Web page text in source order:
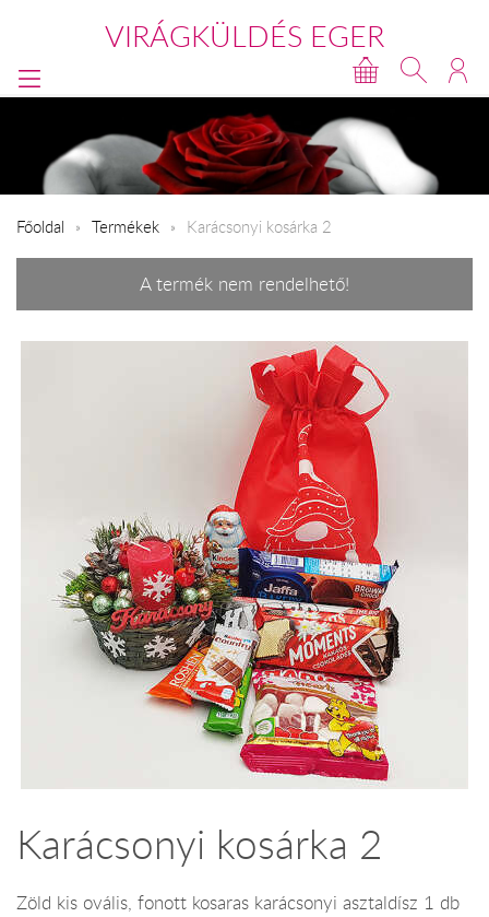
VIRÁGKÜLDÉS EGER
Főoldal Termékek Karácsonyi kosárka 2
A termék nem rendelhető!
Karácsonyi kosárka 2
Zöld kis ovális, fonott kosaras karácsonyi asztaldísz 1 db